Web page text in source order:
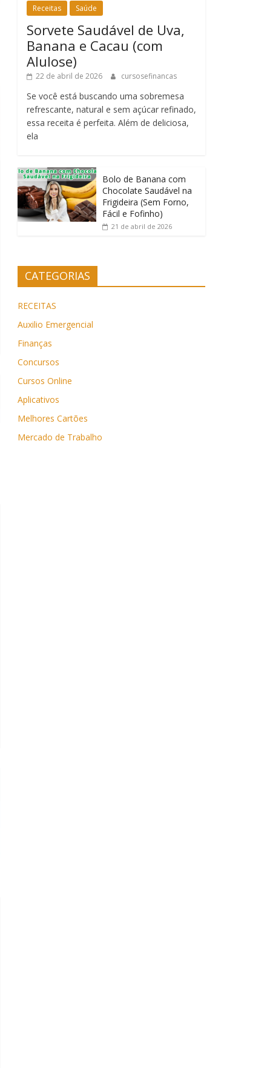
Receitas Saúde
Sorvete Saudável de Uva,
Banana e Cacau (com
Alulose)
22 de abril de 2026 cursosefinancas
Se você está buscando uma sobremesa
refrescante, natural e sem açúcar refinado,
essa receita é perfeita. Além de deliciosa,
ela
Bolo de Banana com
Chocolate Saudável na
Frigideira (Sem Forno,
Fácil e Fofinho)
21 de abril de 2026
CATEGORIAS
RECEITAS
Auxilio Emergencial
Finanças
Concursos
Cursos Online
Aplicativos
Melhores Cartões
Mercado de Trabalho